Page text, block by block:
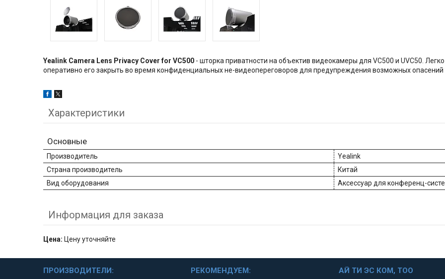
Yealink Camera Lens Privacy Cover for VC500 - шторка приватности на объектив видеокамеры для VC500 и UVC50.
оперативно его закрыть во время конфиденциальных не-видеопереговоров для предупреждения возможных опасений
Характеристики
Основные
Производитель
Yealink
Страна производитель
Китай
Вид оборудования
Аксессуар для конференц-
Информация для заказа
Цена: Цену уточняйте
ПРОИЗВОДИТЕЛИ: РЕКОМЕНДУЕМ: АЙ ТИ ЭС КОМ, ТОО